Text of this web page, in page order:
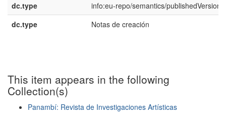
dc.type
info:eu-repo/semantics/publishedVersion
dc.type
Notas de creación
This item appears in the following
Collection(s)
Panambí: Revista de Investigaciones Artísticas